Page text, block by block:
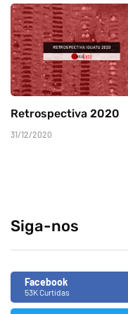
Retrospectiva 2020
31/12/2020
Siga-nos
Facebook
53K Curtidas